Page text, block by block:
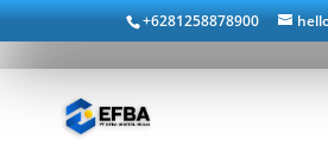
+6281258878900